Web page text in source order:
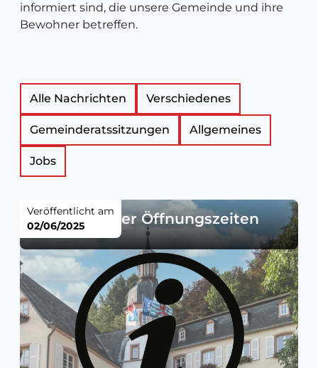
informiert sind, die unsere Gemeinde und ihre
Bewohner betreffen.
Liste
der
Neuigkeitsartikel
Alle Nachrichten Verschiedenes
Gemeinderatssitzungen Allgemeines
Jobs
Änderung der Öffnungszeiten
Veröffentlicht am
02/06/2025